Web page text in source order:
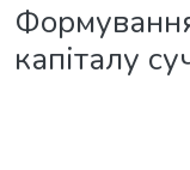
капіталу